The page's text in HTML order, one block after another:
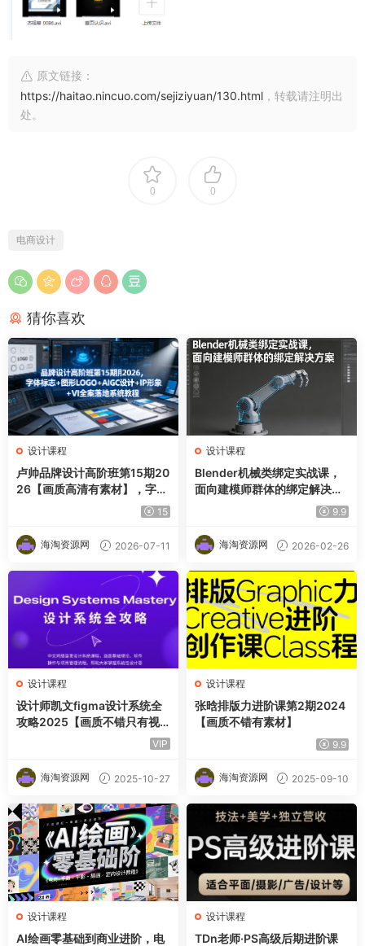
原文链接：
https://haitao.nincuo.com/sejiziyuan/130.html ，转载请注明出
处。
0 0
电商设计
猜你喜欢
设计课程
卢帅品牌设计高阶班第15期20
26【画质高清有素材】，字体
标志＋图形LOGO＋AIGC设计
＋IP形象＋VI全案落地系统教
程
15
海淘资源网 2026-07-11
设计课程
Blender机械类绑定实战课，
面向建模师群体的绑定解决方
9.9
海淘资源网 2026-02-26
设计课程
设计师凯文figma设计系统全
攻略2025【画质不错只有视
VIP
海淘资源网 2025-10-27
设计课程
张晗排版力进阶课第2期2024
【画质不错有素材】
9.9
海淘资源网 2025-09-10
设计课程
AI绘画零基础到商业进阶，电
设计课程
TDn老师·PS高级后期进阶课